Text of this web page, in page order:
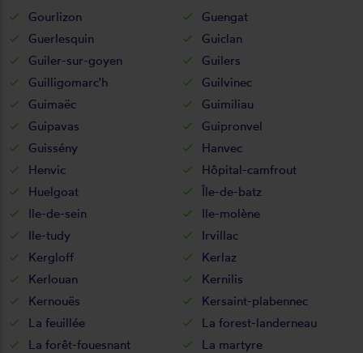
Gourlizon
Guengat
Guerlesquin
Guiclan
Guiler-sur-goyen
Guilers
Guilligomarc'h
Guilvinec
Guimaëc
Guimiliau
Guipavas
Guipronvel
Guissény
Hanvec
Henvic
Hôpital-camfrout
Huelgoat
Île-de-batz
Ile-de-sein
Ile-molène
Ile-tudy
Irvillac
Kergloff
Kerlaz
Kerlouan
Kernilis
Kernouës
Kersaint-plabennec
La feuillée
La forest-landerneau
La forêt-fouesnant
La martyre